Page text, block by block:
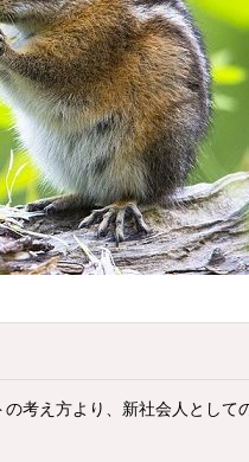
考え方より、新社会人として